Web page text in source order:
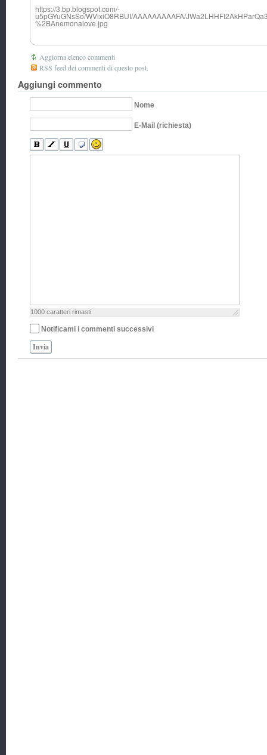
https://3.bp.blogspot.com/-
u5pGYuGNsSo/WVixiO8RBUI/AAAAAAAAAFA/
%2BAnemonalove.jpg
Aggiorna elenco commenti
RSS feed dei commenti di questo post.
Aggiungi commento
Nome
E-Mail (richiesta)
1000 caratteri rimasti
Notificami i commenti successivi
Invia